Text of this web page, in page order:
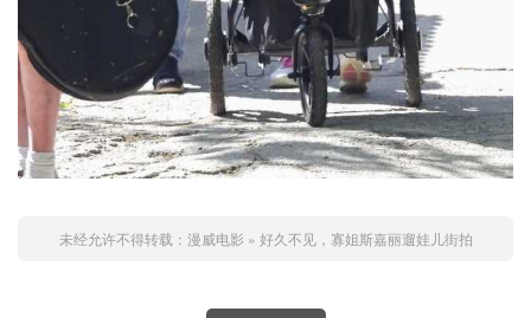
未经允许不得转载： 漫威电影 » 好久不见，寡姐斯嘉丽遛娃儿街拍